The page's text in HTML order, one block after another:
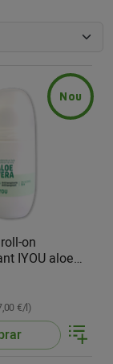
Nou
on
IYOU aloe
€/l)